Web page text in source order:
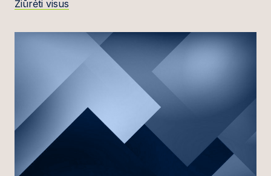
Žiūrėti visus